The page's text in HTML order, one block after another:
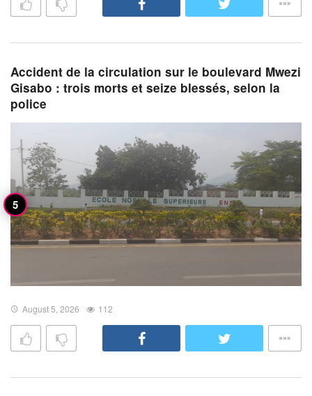
Accident de la circulation sur le boulevard Mwezi
Gisabo : trois morts et seize blessés, selon la
police
August 5, 2026 112